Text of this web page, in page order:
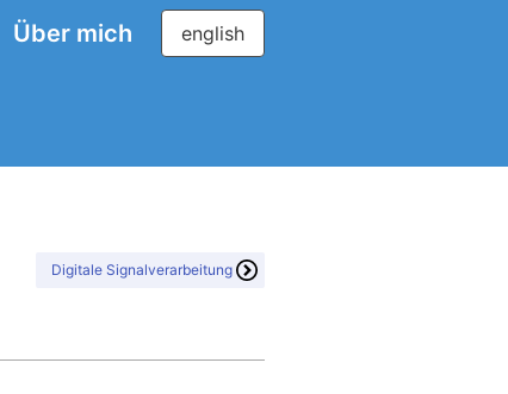
Über mich english
Digitale Signalverarbeitung